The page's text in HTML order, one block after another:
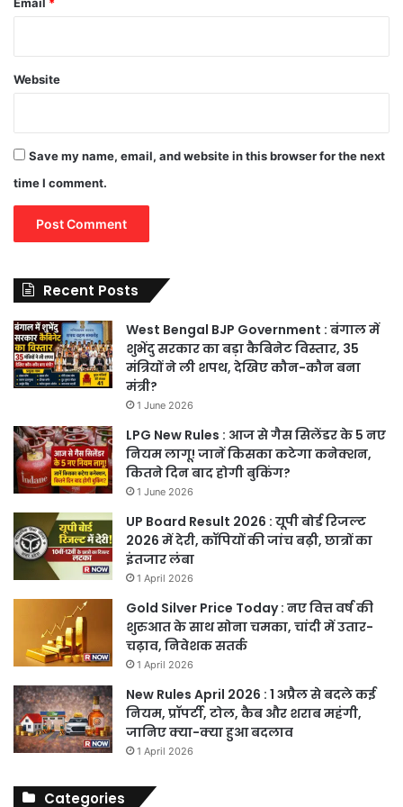
Website
Save my name, email, and website in this browser for the next
time I comment.
Recent Posts
West Bengal BJP Government : बंगाल में
शुभेंदु सरकार का बड़ा कैबिनेट विस्तार, 35
मंत्रियों ने ली शपथ, देखिए कौन-कौन बना
मंत्री?
1 June 2026
LPG New Rules : आज से गैस सिलेंडर के 5 नए
नियम लागू! जानें किसका कटेगा कनेक्शन,
कितने दिन बाद होगी बुकिंग?
1 June 2026
UP Board Result 2026 : यूपी बोर्ड रिजल्ट
2026 में देरी, कॉपियों की जांच बढ़ी, छात्रों का
इंतजार लंबा
1 April 2026
Gold Silver Price Today : नए वित्त वर्ष की
शुरुआत के साथ सोना चमका, चांदी में उतार-
चढ़ाव, निवेशक सतर्क
1 April 2026
New Rules April 2026 : 1 अप्रैल से बदले कई
नियम, प्रॉपर्टी, टोल, कैब और शराब महंगी,
जानिए क्या-क्या हुआ बदलाव
1 April 2026
Categories